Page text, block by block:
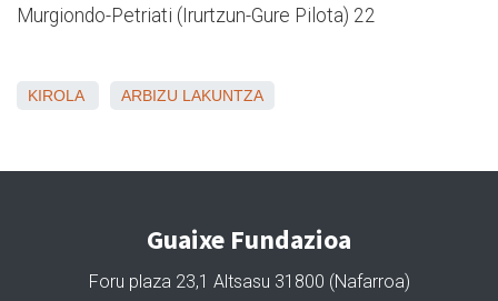
Murgiondo-Petriati (Irurtzun-Gure Pilota) 22
KIROLA ARBIZU LAKUNTZA
Guaixe Fundazioa
Foru plaza 23,1 Altsasu 31800 (Nafarroa)